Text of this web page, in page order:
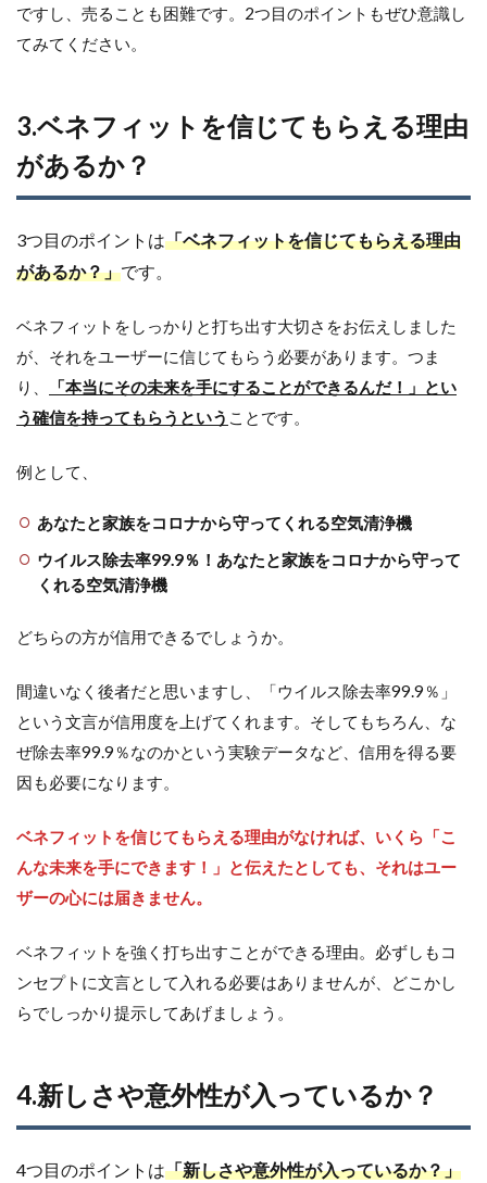
ですし、売ることも困難です。2つ目のポイントもぜひ意識し
てみてください。
3.ベネフィットを信じてもらえる理由
があるか？
3つ目のポイントは「ベネフィットを信じてもらえる理由
があるか？」です。
ベネフィットをしっかりと打ち出す大切さをお伝えしました
が、それをユーザーに信じてもらう必要があります。つま
り、
「本当にその未来を手にすることができるんだ！」とい
う確信を持ってもらうという ことです。
例として、
あなたと家族をコロナから守ってくれる空気清浄機
ウイルス除去率99.9％！あなたと家族をコロナから守って
くれる空気清浄機
どちらの方が信用できるでしょうか。
間違いなく後者だと思いますし、「ウイルス除去率99.9％」
という文言が信用度を上げてくれます。そしてもちろん、な
ぜ除去率99.9％なのかという実験データなど、信用を得る要
因も必要になります。
ベネフィットを信じてもらえる理由がなければ、いくら「こ
んな未来を手にできます！」と伝えたとしても、それはユー
ザーの心には届きません。
ベネフィットを強く打ち出すことができる理由。必ずしもコ
ンセプトに文言として入れる必要はありませんが、どこかし
らでしっかり提示してあげましょう。
4.新しさや意外性が入っているか？
4つ目のポイントは「新しさや意外性が入っているか？」